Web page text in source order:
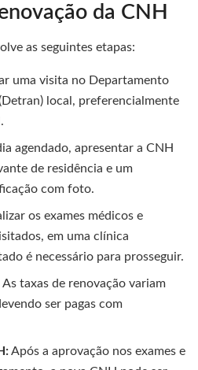
da CNH
as seguintes etapas:
uma visita no Departamento
local, preferencialmente
agendado, apresentar a CNH
de residência e um
com foto.
os exames médicos e
em uma clínica
é necessário para prosseguir.
As taxas de renovação variam
ser pagas com
Após a aprovação nos exames e